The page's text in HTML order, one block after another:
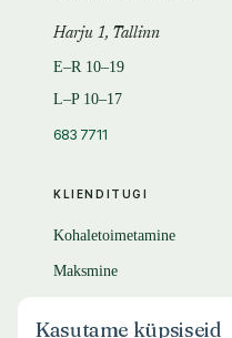
KLIENDITUGI
Kohaletoimetamine
Maksmine
Harju 1, Tallinn
E–R 10–19
L–P 10–17
683 7711
Kasutame küpsiseid